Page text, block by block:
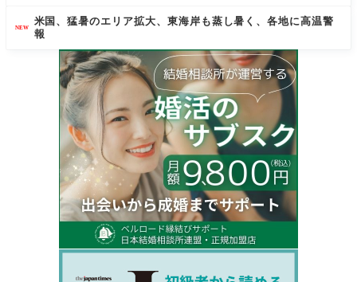
NEW
米国、猛暑のエリア拡大、東海岸も蒸し暑く、各地に高温警
報